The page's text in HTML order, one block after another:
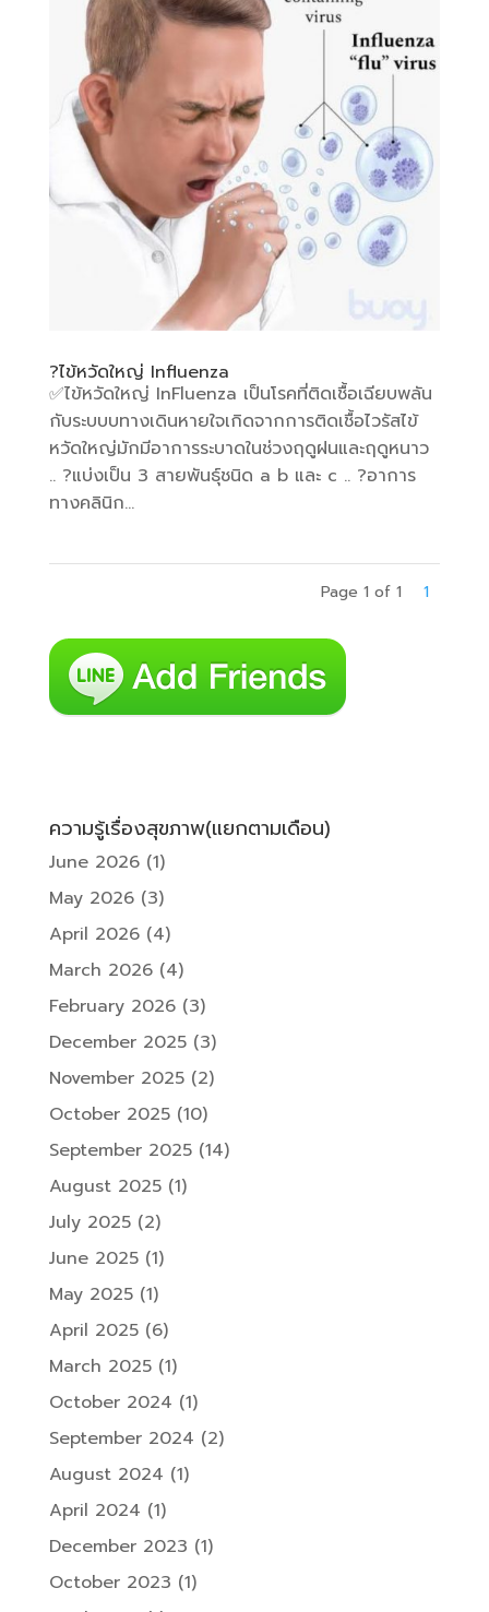
?ไข้หวัดใหญ่ Influenza
✅️ไข้หวัดใหญ่ InFluenza เป็นโรคที่ติดเชื้อเฉียบพลัน
กับระบบบทางเดินหายใจเกิดจากการติดเชื้อไวรัสไข้
หวัดใหญ่มักมีอาการระบาดในช่วงฤดูฝนและฤดูหนาว
.. ?แบ่งเป็น 3 สายพันธุ์ชนิด a b และ c .. ?อาการ
ทางคลินิก...
Page 1 of 1 1
ความรู้เรื่องสุขภาพ(แยกตามเดือน)
June 2026(1)
May 2026(3)
April 2026(4)
March 2026(4)
February 2026(3)
December 2025(3)
November 2025(2)
October 2025(10)
September 2025(14)
August 2025(1)
July 2025(2)
June 2025(1)
May 2025(1)
April 2025(6)
March 2025(1)
October 2024 (1)
September 2024 (2)
August 2024 (1)
April 2024 (1)
December 2023 (1)
October 2023 (1)